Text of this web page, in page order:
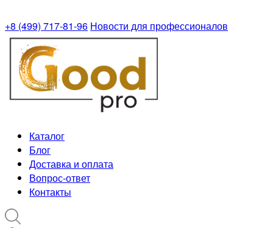
+8 (499) 717-81-96 Новости для профессионалов
Каталог
Блог
Доставка и оплата
Вопрос-ответ
Контакты